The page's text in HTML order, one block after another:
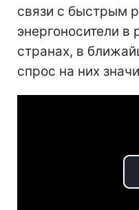
связи с быстрым
энергоносители
странах, в
спрос на них